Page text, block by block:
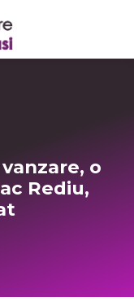
o
Rediu,